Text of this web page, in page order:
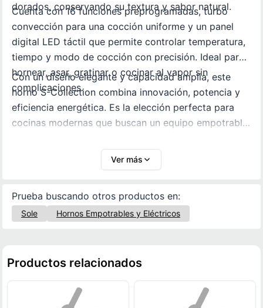
dorados, conservando su textura y sabor natural.
Cuenta con 16 funciones preprogramadas, turbo
convección para una cocción uniforme y un panel
digital LED táctil que permite controlar temperatura,
tiempo y modo de cocción con precisión. Ideal para
hornear, asar, gratinar o cocinar al vapor sin
complicaciones.
Con un diseño elegante y capacidad amplia, este
horno S-Collection combina innovación, potencia y
eficiencia energética. Es la elección perfecta para
cocinas modernas que buscan un equipo empotrable
Ver más
Prueba buscando otros productos en:
Sole Hornos Empotrables y Eléctricos
Productos relacionados